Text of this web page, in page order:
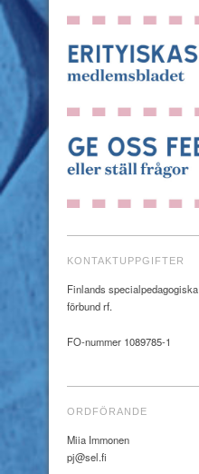
KONTAKTUPPGIFTER
Finlands specialpedagogiska
förbund rf.
FO-nummer 1089785-1
ORDFÖRANDE
Miia Immonen
pj@sel.fi